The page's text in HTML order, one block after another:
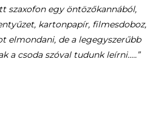
szaxofon egy öntözőkannából,
kartonpapír, filmesdoboz,
elmondani, de a legegyszerűbb
a csoda szóval tudunk leírni.….”